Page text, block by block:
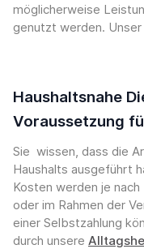
möglicherweise
genutzt werden. Unser
Haushaltsnahe
Voraussetzung
Sie wissen, dass die
Haushalts ausgeführt
Kosten werden je
oder im Rahmen der
einer Selbstzahlung
durch unsere